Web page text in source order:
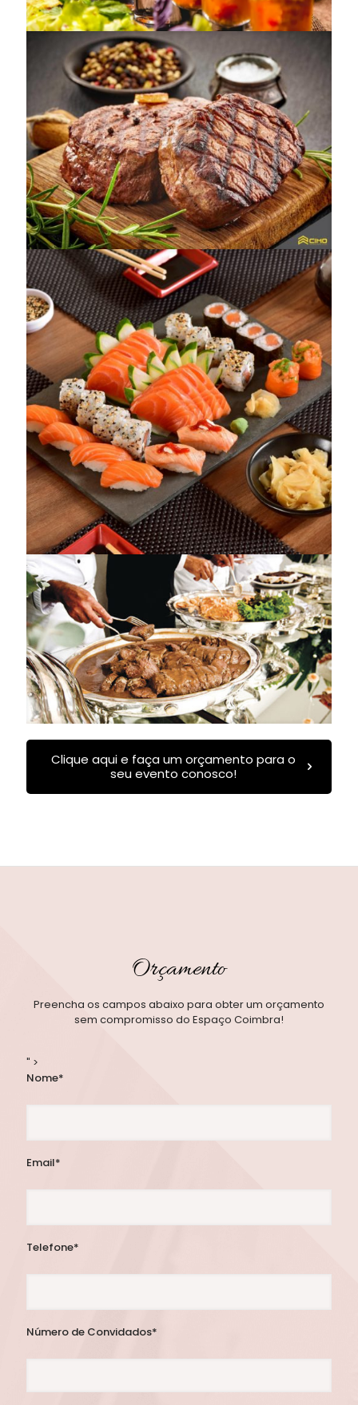
Clique aqui e faça um orçamento para o
seu evento conosco!
Orçamento
Preencha os campos abaixo para obter um orçamento
sem compromisso do Espaço Coimbra!
" >
Nome*
Email*
Telefone*
Número de Convidados*